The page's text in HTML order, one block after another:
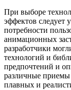
При выборе
эффектов следует
потребности
анимационных
разработчики
технологий и
предпочтений и
различные приемы
плавных и